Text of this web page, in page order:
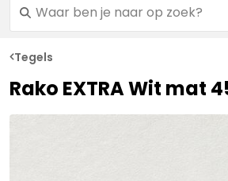
Tegels
Rako EXTRA Wit mat